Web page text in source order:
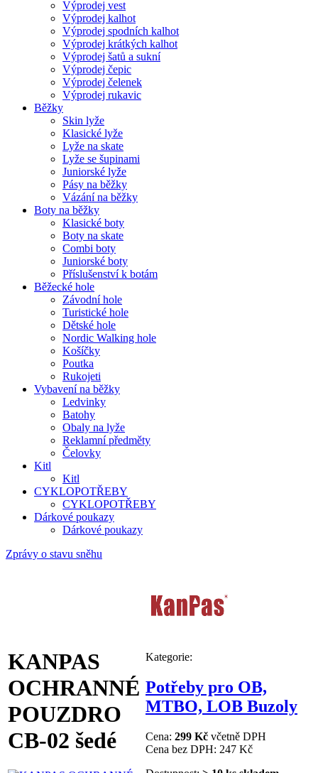
Výprodej vest
Výprodej kalhot
Výprodej spodních kalhot
Výprodej krátkých kalhot
Výprodej šatů a sukní
Výprodej čepic
Výprodej čelenek
Výprodej rukavic
Běžky
Skin lyže
Klasické lyže
Lyže na skate
Lyže se šupinami
Juniorské lyže
Pásy na běžky
Vázání na běžky
Boty na běžky
Klasické boty
Boty na skate
Combi boty
Juniorské boty
Příslušenství k botám
Běžecké hole
Závodní hole
Turistické hole
Dětské hole
Nordic Walking hole
Košíčky
Poutka
Rukojeti
Vybavení na běžky
Ledvinky
Batohy
Obaly na lyže
Reklamní předměty
Čelovky
Kitl
Kitl
CYKLOPOTŘEBY
CYKLOPOTŘEBY
Dárkové poukazy
Dárkové poukazy
Zprávy o stavu sněhu
KANPAS
OCHRANNÉ
POUZDRO
CB-02 šedé
Kategorie:
Potřeby pro OB,
MTBO, LOB Buzoly
Cena: 299 Kč včetně DPH
Cena bez DPH: 247 Kč